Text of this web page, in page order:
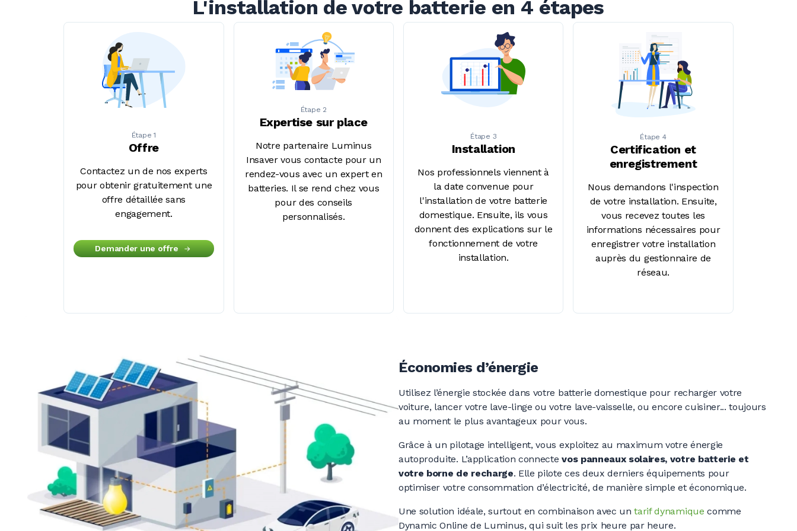
L'installation de votre batterie en 4 étapes
Étape 1
Offre
Contactez un de nos experts
pour obtenir gratuitement une
offre détaillée sans
engagement.
Demander une offre
Étape 2
Expertise sur place
Notre partenaire Luminus
Insaver vous contacte pour un
rendez-vous avec un expert en
batteries. Il se rend chez vous
pour des conseils
personnalisés.
Étape 3
Installation
Nos professionnels viennent à
la date convenue pour
l'installation de votre batterie
domestique. Ensuite, ils vous
donnent des explications sur le
fonctionnement de votre
installation.
Étape 4
Certification et
enregistrement
Nous demandons l'inspection
de votre installation. Ensuite,
vous recevez toutes les
informations nécessaires pour
enregistrer votre installation
auprès du gestionnaire de
réseau.
Économies d’énergie
Utilisez l’énergie stockée dans votre batterie domestique pour recharger votre
voiture, lancer votre lave-linge ou votre lave-vaisselle, ou encore cuisiner... toujours
au moment le plus avantageux pour vous.
Grâce à un pilotage intelligent, vous exploitez au maximum votre énergie
autoproduite. L’application connectevos panneaux solaires, votre batterie et
votre borne de recharge. Elle pilote ces deux derniers équipements pour
optimiser votre consommation d’électricité, de manière simple et économique.
Une solution idéale, surtout en combinaison avec untarif dynamique comme
Dynamic Online de Luminus, qui suit les prix heure par heure.